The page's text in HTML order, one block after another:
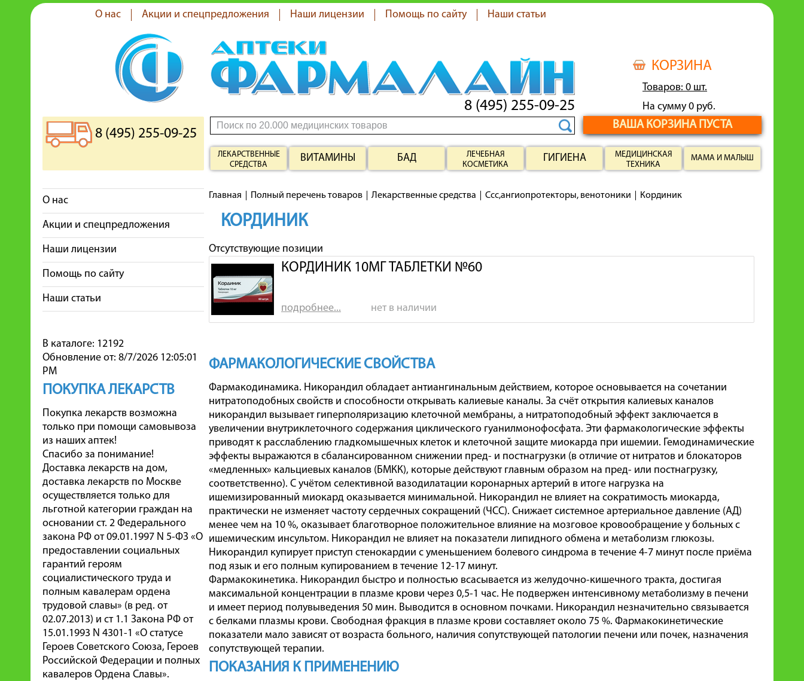
О нас Акции и спецпредложения Наши лицензии Помощь по сайту Наши статьи
КОРЗИНА
Товаров: 0 шт.
На сумму 0 руб.
ВАША КОРЗИНА ПУСТА
8 (495) 255-09-25
8 (495) 255-09-25
ЛЕКАРСТВЕННЫЕ
СРЕДСТВА
ВИТАМИНЫ БАД
ЛЕЧЕБНАЯ
КОСМЕТИКА
ГИГИЕНА
МЕДИЦИНСКАЯ
ТЕХНИКА
МАМА И МАЛЫШ
О нас
Акции и спецпредложения
Наши лицензии
Помощь по сайту
Наши статьи
В каталоге: 12192
Обновление от: 8/7/2026 12:05:01
PM
ПОКУПКА ЛЕКАРСТВ
Покупка лекарств возможна
только при помощи самовывоза
из наших аптек!
Спасибо за понимание!
Доставка лекарств на дом,
доставка лекарств по Москве
осуществляется только для
льготной категории граждан на
основании ст. 2 Федерального
закона РФ от 09.01.1997 N 5-ФЗ «О
предоставлении социальных
гарантий героям
социалистического труда и
полным кавалерам ордена
трудовой славы» (в ред. от
02.07.2013) и ст 1.1 Закона РФ от
15.01.1993 N 4301-1 «О статусе
Героев Советского Союза, Героев
Российской Федерации и полных
кавалеров Ордена Славы».
Главная Полный перечень товаров Лекарственные средства Ссс,ангиопротекторы, венотоники Кординик
КОРДИНИК
Отсутствующие позиции
КОРДИНИК 10МГ ТАБЛЕТКИ №60
подробнее... нет в наличии
ФАРМАКОЛОГИЧЕСКИЕ СВОЙСТВА
Фармакодинамика. Никорандил обладает антиангинальным действием, которое основывается на сочетании
нитратоподобных свойств и способности открывать калиевые каналы. За счёт открытия калиевых каналов
никорандил вызывает гиперполяризацию клеточной мембраны, а нитратоподобный эффект заключается в
увеличении внутриклеточного содержания циклического гуанилмонофосфата. Эти фармакологические эффекты
приводят к расслаблению гладкомышечных клеток и клеточной защите миокарда при ишемии. Гемодинамические
эффекты выражаются в сбалансированном снижении пред- и постнагрузки (в отличие от нитратов и блокаторов
«медленных» кальциевых каналов (БМКК), которые действуют главным образом на пред- или постнагрузку,
соответственно). С учётом селективной вазодилатации коронарных артерий в итоге нагрузка на
ишемизированный миокард оказывается минимальной. Никорандил не влияет на сократимость миокарда,
практически не изменяет частоту сердечных сокращений (ЧСС). Снижает системное артериальное давление (АД)
менее чем на 10 %, оказывает благотворное положительное влияние на мозговое кровообращение у больных с
ишемическим инсультом. Никорандил не влияет на показатели липидного обмена и метаболизм глюкозы.
Никорандил купирует приступ стенокардии с уменьшением болевого синдрома в течение 4-7 минут после приёма
под язык и его полным купированием в течение 12-17 минут.
Фармакокинетика. Никорандил быстро и полностью всасывается из желудочно-кишечного тракта, достигая
максимальной концентрации в плазме крови через 0,5-1 час. Не подвержен интенсивному метаболизму в печени
и имеет период полувыведения 50 мин. Выводится в основном почками. Никорандил незначительно связывается
с белками плазмы крови. Свободная фракция в плазме крови составляет около 75 %. Фармакокинетические
показатели мало зависят от возраста больного, наличия сопутствующей патологии печени или почек, назначения
сопутствующей терапии.
ПОКАЗАНИЯ К ПРИМЕНЕНИЮ